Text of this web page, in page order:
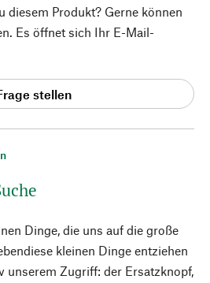
Dinge, die uns auf die große
kleinen Dinge entziehen
unserem Zugriff: der Ersatzknopf,
diesem Produkt? Gerne können
Es öffnet sich Ihr E-Mail-
stellen